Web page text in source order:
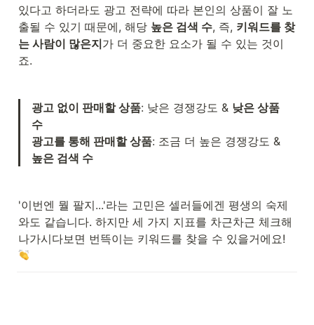
있다고 하더라도 광고 전략에 따라 본인의 상품이 잘 노
출될 수 있기 때문에, 해당 높은 검색 수, 즉, 키워드를 찾
는 사람이 많은지가 더 중요한 요소가 될 수 있는 것이
죠.
광고 없이 판매할 상품: 낮은 경쟁강도 & 낮은 상품
수
광고를 통해 판매할 상품
높은 검색 수
'이번엔 뭘 팔지...'라는 고민은 셀러들에겐 평생의 숙제
와도 같습니다. 하지만 세 가지 지표를 차근차근 체크해
나가시다보면 번뜩이는 키워드를 찾을 수 있을거에요!